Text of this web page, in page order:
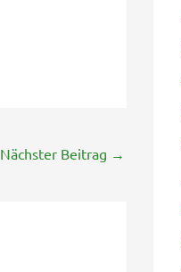
Nächster Beitrag →